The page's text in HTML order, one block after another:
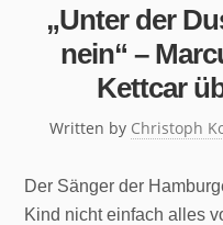
„Unter der
nein“ –
Kettcar
Written by Christoph
Der Sänger der
Kind nicht einfach alles